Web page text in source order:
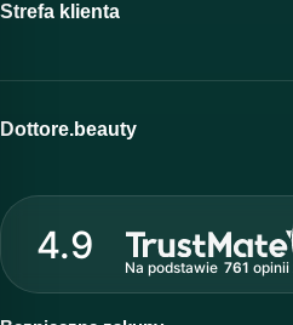
Strefa klienta
Moje konto
Program lojalnościowy
Strefa profesjonalisty
Dottore.beauty
O marce Dottore
Nasz zespół
Akademia i szkolenia
4.9
Na podstawie 761 opinii